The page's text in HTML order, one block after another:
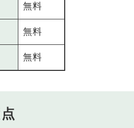
無料
無料
無料